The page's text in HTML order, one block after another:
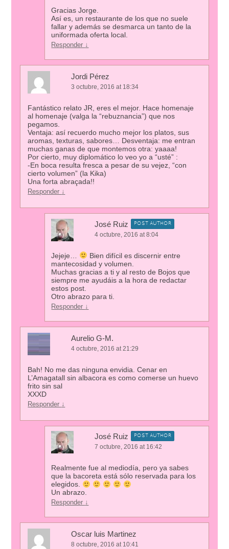
Gracias Jorge.
Así es, un restaurante de los que no suele
fallar y además se desmarca un tanto de la
uniformada oferta local.
Responder ↓
Jordi Pérez
3 octubre, 2016 at 18:34
Fantástico relato JR, eres el mejor. Hace homenaje
al homenaje (valga la “rebuznancia”) que nos
pegamos.
Ventaja: así recuerdo mucho mejor los platos, sus
aromas, texturas, sabores… Desventaja: me entran
muchas ganas de que montemos otra: yaaaa!
Por cierto, muy diplomático lo veo yo a “usté” :
-En boca resulta fresca a pesar de su vejez, “con
cierto volumen” (la Kika)
Una forta abraçada!!
Responder ↓
José Ruiz POST AUTHOR
4 octubre, 2016 at 8:04
Jejeje…
Bien difícil es discernir entre
mantecosidad y volumen.
Muchas gracias a ti y al resto de Bojos que
siempre me ayudáis a la hora de redactar
estos post.
Otro abrazo para ti.
Responder ↓
Aurelio G-M.
4 octubre, 2016 at 21:29
Bah! No me das ninguna envidia. Cenar en
L’Amagatall sin albacora es como comerse un huevo
frito sin sal
XXXD
Responder ↓
José Ruiz POST AUTHOR
7 octubre, 2016 at 16:42
Realmente fue al mediodía, pero ya sabes
que la bacoreta está sólo reservada para los
elegidos.
Un abrazo.
Responder ↓
Oscar luis Martinez
8 octubre, 2016 at 10:41